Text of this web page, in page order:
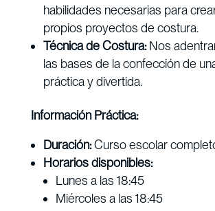
habilidades necesarias para
propios proyectos de costura.
Técnica de Costura:Nos
las bases de la confección de
práctica y divertida.
Información Práctica:
Duración:Curso escolar
Horarios disponibles:
Lunes a las 18:45
Miércoles a las 18:45